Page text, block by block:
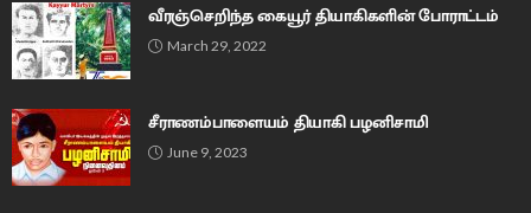
வீரஞ்செறிந்த கையூர் தியாகிகளின் போராட்டம்
March 29, 2022
சீராணம்பாளையம் தியாகி பழனிசாமி
June 9, 2023